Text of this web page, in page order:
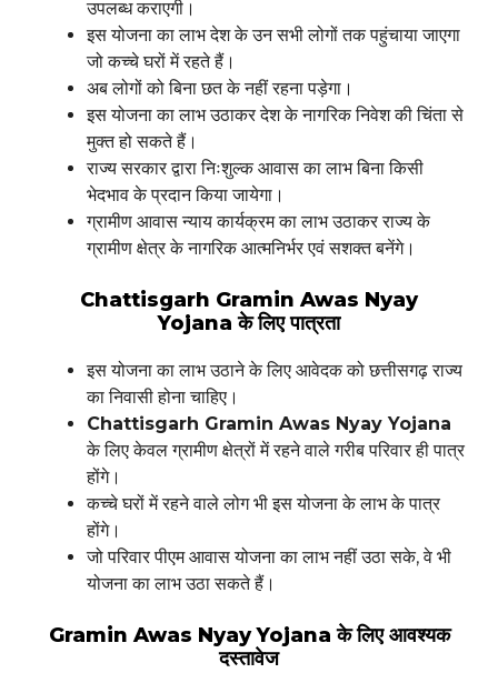
उपलब्ध कराएगी।
इस योजना का लाभ देश के उन सभी लोगों तक पहुंचाया जाएगा
जो कच्चे घरों में रहते हैं।
अब लोगों को बिना छत के नहीं रहना पड़ेगा।
इस योजना का लाभ उठाकर देश के नागरिक निवेश की चिंता से
मुक्त हो सकते हैं।
राज्य सरकार द्वारा निःशुल्क आवास का लाभ बिना किसी
भेदभाव के प्रदान किया जायेगा।
ग्रामीण आवास न्याय कार्यक्रम का लाभ उठाकर राज्य के
ग्रामीण क्षेत्र के नागरिक आत्मनिर्भर एवं सशक्त बनेंगे।
Chattisgarh Gramin Awas Nyay
Yojana के लिए पात्रता
इस योजना का लाभ उठाने के लिए आवेदक को छत्तीसगढ़ राज्य
का निवासी होना चाहिए।
Chattisgarh Gramin Awas Nyay Yojana
के लिए केवल ग्रामीण क्षेत्रों में रहने वाले गरीब परिवार ही पात्र
होंगे।
कच्चे घरों में रहने वाले लोग भी इस योजना के लाभ के पात्र
होंगे।
जो परिवार पीएम आवास योजना का लाभ नहीं उठा सके, वे भी
योजना का लाभ उठा सकते हैं।
Gramin Awas Nyay Yojana के लिए आवश्यक
दस्तावेज